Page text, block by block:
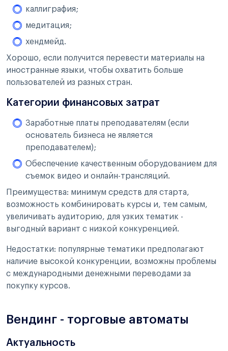
каллиграфия;
медитация;
хендмейд.
Хорошо, если получится перевести материалы на
иностранные языки, чтобы охватить больше
пользователей из разных стран.
Категории финансовых затрат
Заработные платы преподавателям (если
основатель бизнеса не является
преподавателем);
Обеспечение качественным оборудованием для
съемок видео и онлайн-трансляций.
Преимущества: минимум средств для старта,
возможность комбинировать курсы и, тем самым,
увеличивать аудиторию, для узких тематик -
выгодный вариант с низкой конкуренцией.
Недостатки: популярные тематики предполагают
наличие высокой конкуренции, возможны проблемы
с международными денежными переводами за
покупку курсов.
Вендинг - торговые автоматы
Актуальность